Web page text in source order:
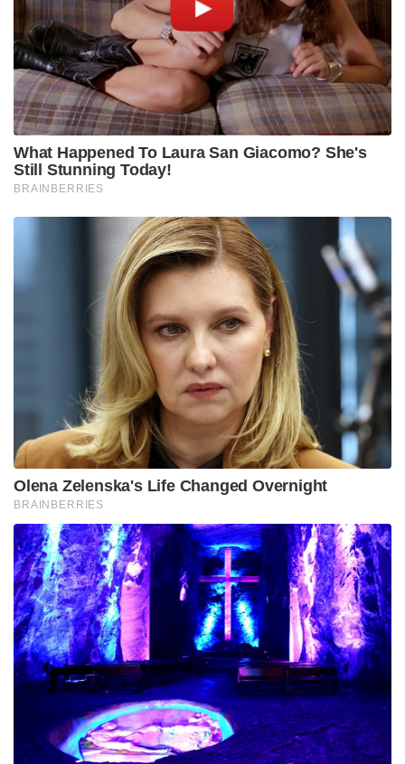
What Happened To Laura San Giacomo? She's
Still Stunning Today!
BRAINBERRIES
Olena Zelenska's Life Changed Overnight
BRAINBERRIES